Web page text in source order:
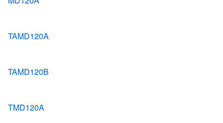
TAMD120A
TAMD120B
TMD120A